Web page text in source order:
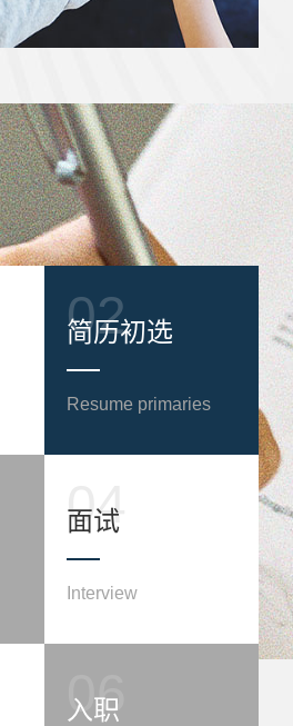
02
简历初选
Resume primaries
04
面试
Interview
06
入职